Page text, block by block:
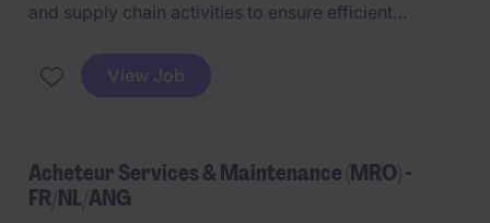
and supply chain activities to ensure efficient
in Wijnegem. This role focuses on managing the
supply chain process, coordinating with
View Job
Acheteur Services & Maintenance (MRO) -
FR/NL/ANG